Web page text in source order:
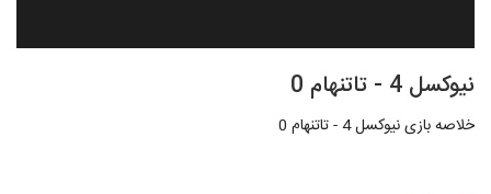
نیوکسل 4 - تاتنهام 0
خلاصه بازی نیوکسل 4 - تاتنهام 0